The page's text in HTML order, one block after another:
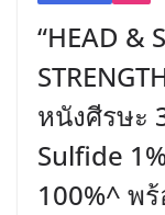
“HEAD &
หนังศีรษะ
Sulfide
100%^ พ